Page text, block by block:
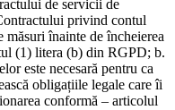
de servicii de
privind contul
măsuri înainte de încheierea
(1) litera (b) din RGPD; b.
este necesară pentru ca
obligațiile legale care îi
conformă – articolul